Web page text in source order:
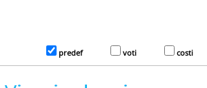
predef voti costi